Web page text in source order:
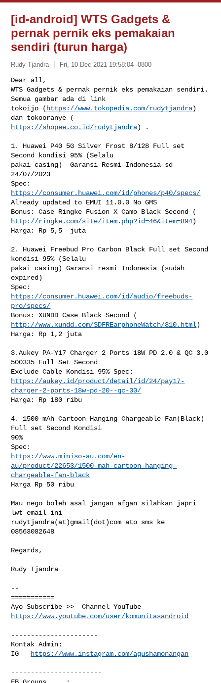
[id-android] WTS Gadgets &
pernak pernik eks pemakaian
sendiri (turun harga)
Rudy Tjandra Fri, 10 Dec 2021 19:58:04 -0800
Dear all,
WTS Gadgets & pernak pernik eks pemakaian sendiri.
Semua gambar ada di link
tokoijo ( https://www.tokopedia.com/rudytjandra)
https://shopee.co.id/rudytjandra) .
1. Huawei P40 5G Silver Frost 8/128 Full set
Second kondisi 95% (Selalu
pakai casing)  Garansi Resmi Indonesia sd
24/07/2023
https://consumer.huawei.com/id/phones/p40/specs/
Already updated to EMUI 11.0.0 No GMS
http://ringke.com/site/item.php?id=46&item=894)
Harga: Rp 5,5  juta
2. Huawei Freebud Pro Carbon Black Full set Second
kondisi 95% (Selalu
pakai casing) Garansi resmi Indonesia (sudah
expired)
https://consumer.huawei.com/id/audio/freebuds-
pro/specs/
http://www.xundd.com/SDFREarphoneWatch/810.html)
Harga: Rp 1,2 juta
3.Aukey PA-Y17 Charger 2 Ports 18W PD 2.0 & QC 3.0
500335 Full Set Second
https://aukey.id/product/detail/id/24/pay17-
charger-2-ports-18w-pd-20--qc-30/
Harga: Rp 180 ribu
4. 1500 mAh Cartoon Hanging Chargeable Fan(Black)
Full set Second Kondisi
90%
https://www.miniso-au.com/en-
au/product/22653/1500-mah-cartoon-hanging-
chargeable-fan-black
Harga Rp 50 ribu
Mau nego boleh asal jangan afgan silahkan japri
lwt email ini
rudytjandra(at)gmail(dot)com ato sms ke
08563082648
Regards,
Rudy Tjandra
--
===========
https://www.youtube.com/user/komunitasandroid
----------------------
Kontak Admin:
IG
https://www.instagram.com/agushamonangan
-----------------------